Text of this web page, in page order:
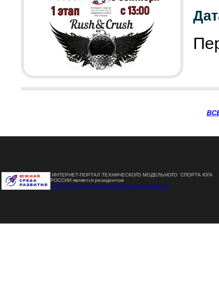
ИНТЕРНЕТ-ПОРТАЛ ТЕХНИЧЕСКОГО МОДЕЛЬНОГО СПОРТА ЮГА
РОССИИ является резидентом
АНО "Центр поддержки "Южная Среда Развития"